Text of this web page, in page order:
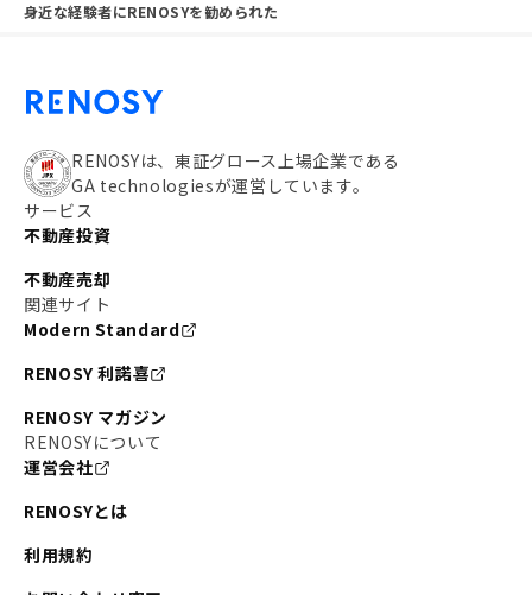
身近な経験者にRENOSYを勧められた
RENOSYは、東証グロース上場企業である
GA technologiesが運営しています。
サービス
不動産投資
不動産売却
関連サイト
Modern Standard
RENOSY 利諾喜
RENOSY マガジン
RENOSYについて
運営会社
RENOSYとは
利用規約